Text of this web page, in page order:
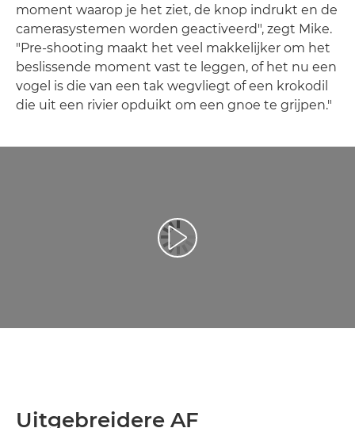
moment waarop je het ziet, de knop indrukt en de
camerasystemen worden geactiveerd", zegt Mike.
"Pre-shooting maakt het veel makkelijker om het
beslissende moment vast te leggen, of het nu een
vogel is die van een tak wegvliegt of een krokodil
die uit een rivier opduikt om een gnoe te grijpen."
Video afspelen
Uitgebreidere AF